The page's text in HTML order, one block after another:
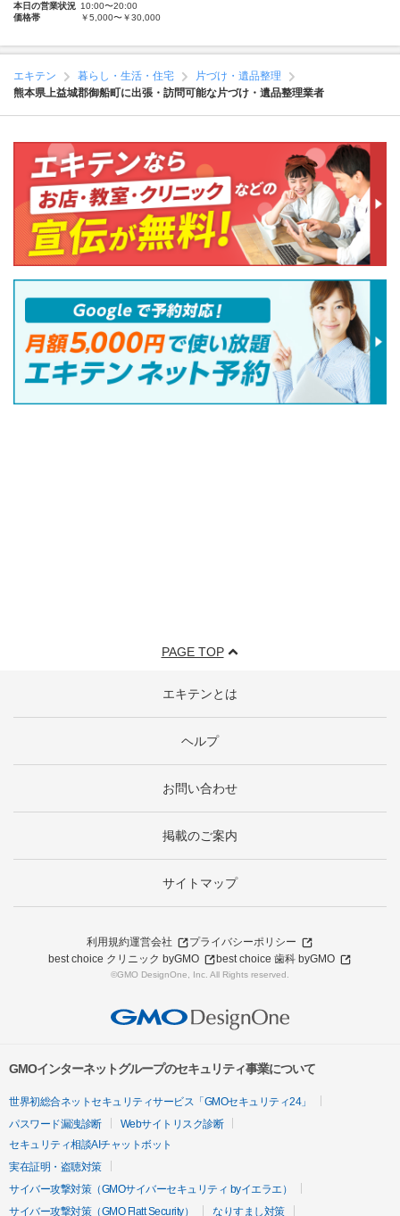
本日の営業状況 10:00〜20:00
価格帯
￥5,000〜￥30,000
エキテン 暮らし・生活・住宅
片づけ・遺品整理
熊本県上益城郡御船町に出張・訪問可能な片づけ・遺品整理業者
PAGE TOP
エキテンとは
ヘルプ
お問い合わせ
掲載のご案内
サイトマップ
利用規約運営会社
プライバシーポリシー
best choice クリニック byGMO
best choice 歯科 byGMO
©GMO DesignOne, Inc. All Rights reserved.
GMOインターネットグループのセキュリティ事業について
世界初総合ネットセキュリティサービス「GMOセキュリティ24」
パスワード漏洩診断
Webサイトリスク診断
セキュリティ相談AIチャットボット
実在証明・盗聴対策
サイバー攻撃対策（GMOサイバーセキュリティ byイエラエ）
サイバー攻撃対策（GMO Flatt Security）
なりすまし対策